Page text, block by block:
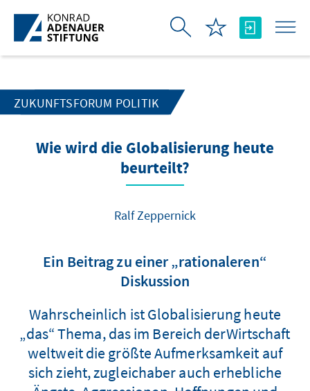
Skip to Main Content
ZUKUNFTSFORUM POLITIK
Wie wird die Globalisierung heute
beurteilt?
Ralf Zeppernick
Ein Beitrag zu einer „rationaleren“
Diskussion
Wahrscheinlich ist Globalisierung heute
„das“ Thema, das im Bereich derWirtschaft
weltweit die größte Aufmerksamkeit auf
sich zieht, zugleichaber auch erhebliche